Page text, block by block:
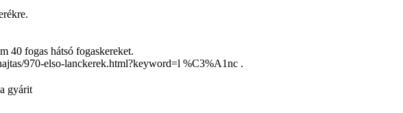
40 fogas hátsó fogaskereket.
970-elso-lanckerek.html?keyword=l %C3%A1nc .
gyárit